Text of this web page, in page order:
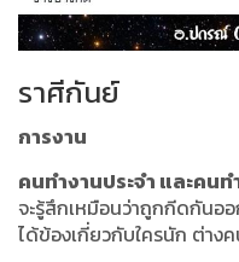
ราศีกันย์
การงาน
คนทำงานประจำ และคน
จะรู้สึกเหมือนว่าถูกกีดกันอ
ได้ข้องเกี่ยวกับใครนัก ต่าง